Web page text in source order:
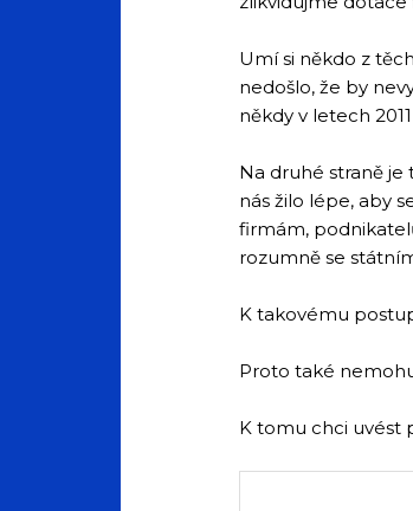
Umí si někdo z
nedošlo, že by
někdy v letech
Na druhé straně
nás žilo lépe, aby
firmám,
rozumně se
K takovému
Proto také
K tomu chci uvést